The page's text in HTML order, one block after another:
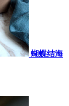
蝴蝶结海